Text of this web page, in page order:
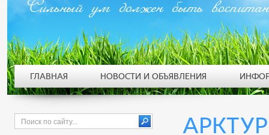
Сильный ум должен быть
ГЛАВНАЯ НОВОСТИ И ОБЪЯВЛЕНИЯ